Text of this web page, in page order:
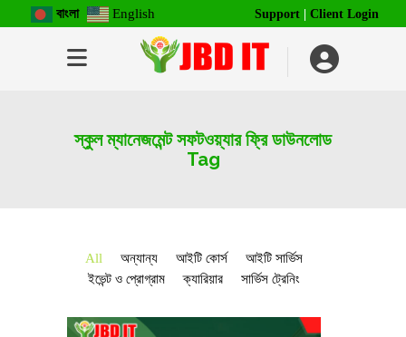
বাংলা English Support Client Login
স্কুল ম্যানেজমেন্ট সফটওয়্যার ফ্রি ডাউনলোড
Tag
All অন্যান্য আইটি কোর্স
আইটি সার্ভিস
ইভেন্ট ও প্রোগ্রাম
ক্যারিয়ার সার্ভিস ট্রেনিং